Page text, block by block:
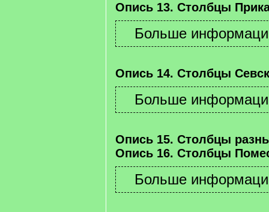
Опись 13. Столбцы
Опись 14. Столбцы
Опись 15. Столбцы
Опись 16. Столбцы